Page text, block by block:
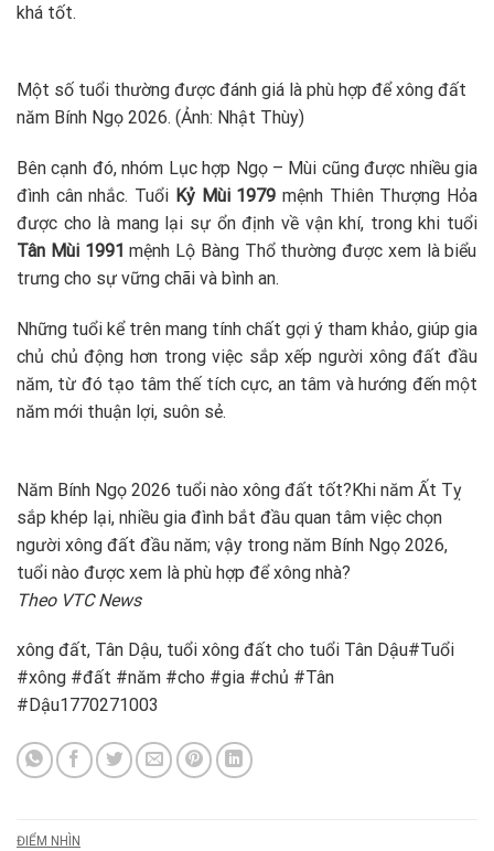
khá tốt.
Một số tuổi thường được đánh giá là phù hợp để xông đất
năm Bính Ngọ 2026. (Ảnh: Nhật Thùy)
Bên cạnh đó, nhóm Lục hợp Ngọ – Mùi cũng được nhiều gia
đình cân nhắc. Tuổi Kỷ Mùi 1979 mệnh Thiên Thượng Hỏa
được cho là mang lại sự ổn định về vận khí, trong khi tuổi
Tân Mùi 1991 mệnh Lộ Bàng Thổ thường được xem là biểu
trưng cho sự vững chãi và bình an.
Những tuổi kể trên mang tính chất gợi ý tham khảo, giúp gia
chủ chủ động hơn trong việc sắp xếp người xông đất đầu
năm, từ đó tạo tâm thế tích cực, an tâm và hướng đến một
năm mới thuận lợi, suôn sẻ.
Năm Bính Ngọ 2026 tuổi nào xông đất tốt?Khi năm Ất Tỵ
sắp khép lại, nhiều gia đình bắt đầu quan tâm việc chọn
người xông đất đầu năm; vậy trong năm Bính Ngọ 2026,
tuổi nào được xem là phù hợp để xông nhà?
Theo VTC News
xông đất, Tân Dậu, tuổi xông đất cho tuổi Tân Dậu#Tuổi
#xông #đất #năm #cho #gia #chủ #Tân
#Dậu1770271003
ĐIỂM NHÌN